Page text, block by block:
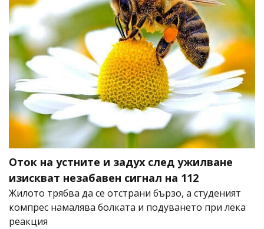
Оток на устните и задух след ужилване
изискват незабавен сигнал на 112
Жилото трябва да се отстрани бързо, а студеният
компрес намалява болката и подуването при лека
реакция